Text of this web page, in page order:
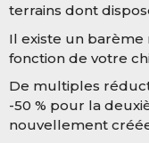
terrains dont
Il existe un barème
fonction de votre
De multiples
-50 % pour la
nouvellement